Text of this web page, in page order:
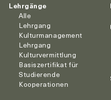
Lehrgänge
Alle
Lehrgang
Kulturmanagement
Lehrgang
Kulturvermittlung
Basiszertifikat für
Studierende
Kooperationen